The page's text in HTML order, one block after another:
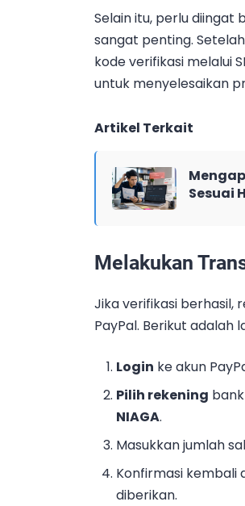
Selain itu, perlu diingat
sangat penting.
kode verifikasi melalui
untuk menyelesaikan
Artikel Terkait
Sesuai
Melakukan
Jika verifikasi berhasil,
PayPal. Berikut
Login ke akun
Pilih rekening
NIAGA.
Masukkan jumlah
Konfirmasi kembali
diberikan.